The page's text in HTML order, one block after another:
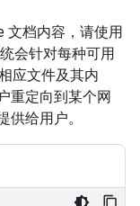
文档内容，请使用
会针对每种可用
应文件及其内
重定向到某个网
给用户。